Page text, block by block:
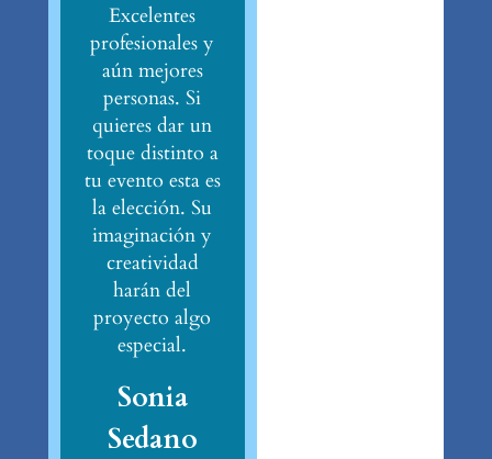
Excelentes
profesionales y
aún mejores
personas. Si
quieres dar un
toque distinto a
tu evento esta es
la elección. Su
imaginación y
creatividad
harán del
proyecto algo
especial.
Sonia
Sedano